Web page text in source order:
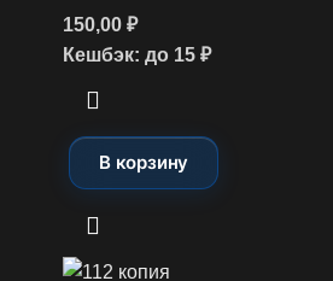
150,00 ₽
Кешбэк: до 15 ₽
В корзину